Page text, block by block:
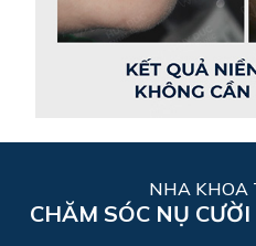
NHA KHOA
CHĂM SÓC NỤ